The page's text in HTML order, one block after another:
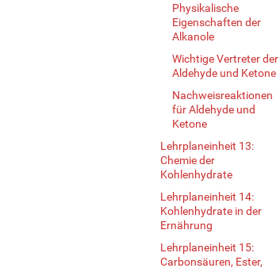
Physikalische
Eigenschaften der
Alkanole
Wichtige Vertreter der
Aldehyde und Ketone
Nachweisreaktionen
für Aldehyde und
Ketone
Lehrplaneinheit 13:
Chemie der
Kohlenhydrate
Lehrplaneinheit 14:
Kohlenhydrate in der
Ernährung
Lehrplaneinheit 15:
Carbonsäuren, Ester,